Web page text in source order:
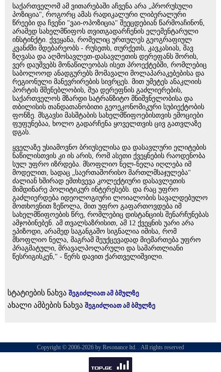
საქართველომ ამ ვითარებაში აჩვენა არა „პრორუსული
პოზიცია", როგორც ამას რადიკალური ლიბერალური
წრეები და ჩვენი "ვაი-ოპოზიცია" შეეცდებიან წარმოაჩინონ,
არამედ სახელმწიფოს თვითგადარჩენის ელემენტარული
ინსტინქტი. ქვეყანა, რომელიც ურთულეს გეოგრაფიულ
კვანძში მდებარეობს - რუსეთს, თურქეთს, კავკასიას, შავ
ზღვასა და აღმოსავლეთ-დასავლეთის დერეფანს შორის,
ვერ დაუშვებს მონაწილეობას ისეთ პროექტებში, რომლებიც
საბოლოოდ ანადგურებს მომავალი მოლაპარაკებებისა და
რეგიონული მანევრირების სივრცეს. მით უმეტეს ანაკლიის
პორტის მშენებლობის, შუა დერეფნის გაძლიერების,
საქართველოს მზარდი სატრანზიტო მნიშვნელობისა და
თბილისის თანდათანობითი გეოეკონომიკური სუბიექტობის
ფონზე. მსგავსი მასშტაბის სახელმწიფოებისთვის ემოციები
ფუფუნებაა, ხოლო გადარჩენა ყოველთვის ცივ გათვლაზე
დგას.
ყველაზე უსიამოვნო ბრიუსელისა და დასავლური ელიტების
ნაწილისთვის კი ის არის, რომ ასეთი ქვეყნების რაოდენობა
სულ უფრო იზრდება. მსოფლიო ნელ-ნელა იღლება იმ
მოდელით, სადაც „საერთაშორისო მართლმსაჯულება"
ძალიან ხშირად ემთხვევა კოლექტიური დასავლეთის
მიმდინარე პოლიტიკურ ინტერესებს. და რაც უფრო
გაძლიერდება იდეოლოგიური ლოიალობის სავალდებულო
მოთხოვნით ზეწოლა, მით უფრო გაფართოვდება იმ
სახელმწიფოების წრე, რომლებიც დისტანციის შენარჩუნებას
ამჯობინებენ. ამ თვალსაზრისით, ამ 12 ქვეყნის უარი არა
ეპიზოდი, არამედ საგანგაშო სიგნალია იმისა, რომ
მსოფლიო ნელა, მაგრამ შეუქცევადად მიემართება უფრო
პრაგმატული, მრავალპოლარული და სამართლიანი
წესრიგისკენ," - წერს დავით ქართველიშვილი.
სტატიების ნახვა შეგიძლიათ ამ ბმულზე
ახალი ამბების ნახვა შეგიძლიათ ამ ბმულზე
Copyright © 2006-2026 by Resonance ltd. . All rights reserved